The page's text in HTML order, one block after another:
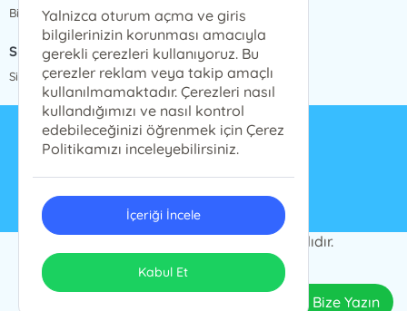
Bize Ulaşın
SİPARİŞ TAKİP
Sipariş Takip
info@presstij.com.tr
0262 606 06 59
PRESSTİJ © 2024 Tüm Hakları Saklıdır.
Tasarım & Uygulama
Bize Yazın
Yalnizca oturum açma ve giris
bilgilerinizin korunması amacıyla
gerekli çerezleri kullanıyoruz. Bu
çerezler reklam veya takip amaçlı
kullanılmamaktadır. Çerezleri nasıl
kullandığımızı ve nasıl kontrol
edebileceğinizi öğrenmek için Çerez
Politikamızı inceleyebilirsiniz.
İçeriği İncele
Kabul Et